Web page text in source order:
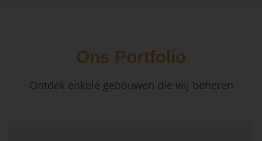
Ons Portfolio
Ontdek enkele gebouwen die wij beheren